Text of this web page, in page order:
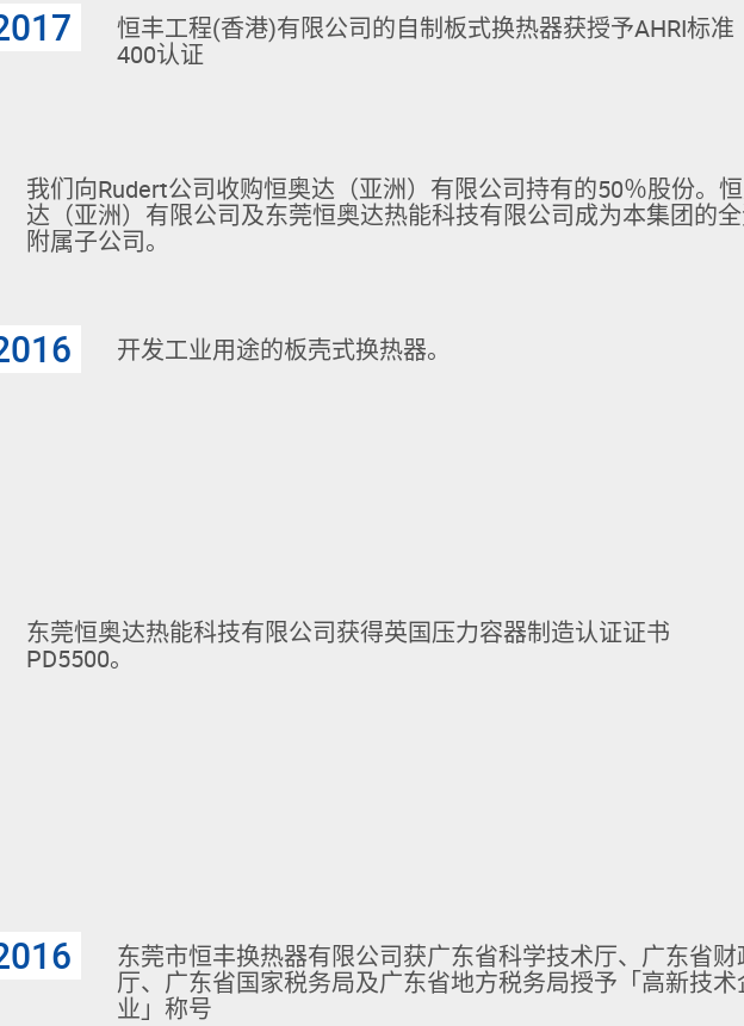
恒丰工程(香港)有限公司的自制板式换热器获授予AHRI标准
400认证
我们向Rudert公司收购恒奥达（亚洲）有限公司持有的50％股份。
达（亚洲）有限公司及东莞恒奥达热能科技有限公司成为本集团的
附属子公司。
开发工业用途的板壳式换热器。
东莞恒奥达热能科技有限公司获得英国压力容器制造认证证书
PD5500。
东莞市恒丰换热器有限公司获广东省科学技术厅、广东省财
厅、广东省国家税务局及广东省地方税务局授予「高新技术
业」称号